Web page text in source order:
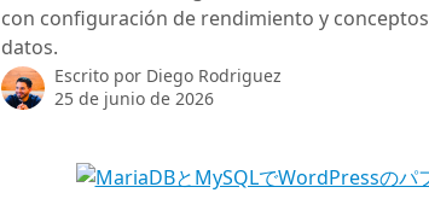
con configuración de rendimiento y
datos.
Escrito por Diego Rodriguez
25 de junio de 2026